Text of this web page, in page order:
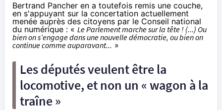
Bertrand Pancher en a toutefois remis une couche,
en s'appuyant sur la concertation actuellement
menée auprès des citoyens par le Conseil national
du numérique : « Le Parlement marche sur la tête ! (...) Ou
bien on s’engage dans une nouvelle démocratie, ou bien on
continue comme auparavant... »
Les députés veulent être la
locomotive, et non un « wagon à la
traîne »